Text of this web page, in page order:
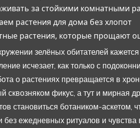
за стойкими комнатными
растения для дома без хлопот
растения, которые прощают
зелёных обитателей
исчезает, как только с
о растениях превращается в
сквозняком фикус, а тут и мирная
становиться ботаником-аскетом,
без ежедневных ритуалов и